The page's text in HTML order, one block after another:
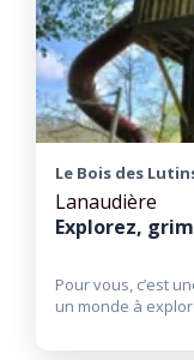
Le Bois des
Lanaudière
Explorez,
Pour vous, c’est
un monde à